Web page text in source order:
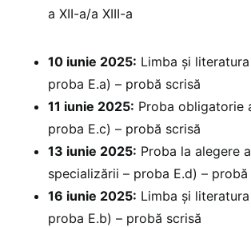
a XII-a/a XIII-a
10 iunie 2025: Limba și
proba E.a) – probă scrisă
11 iunie 2025: Proba obligatorie
proba E.c) – probă scrisă
13 iunie 2025: Proba la alegere
specializării – proba E.d) – probă
16 iunie 2025: Limba și
proba E.b) – probă scrisă